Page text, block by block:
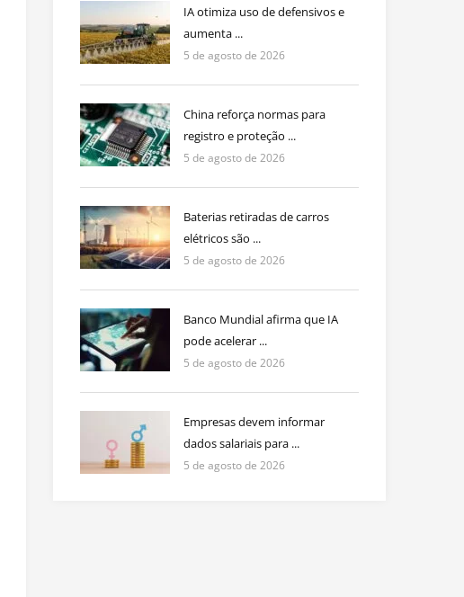
IA otimiza uso de defensivos e
aumenta ...
5 de agosto de 2026
China reforça normas para
registro e proteção ...
5 de agosto de 2026
Baterias retiradas de carros
elétricos são ...
5 de agosto de 2026
Banco Mundial afirma que IA
pode acelerar ...
5 de agosto de 2026
Empresas devem informar
dados salariais para ...
5 de agosto de 2026